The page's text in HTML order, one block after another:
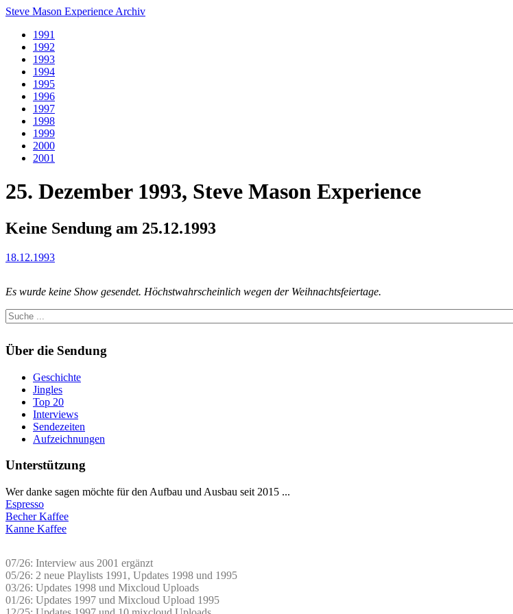
Steve Mason Experience Archiv
1991
1992
1993
1994
1995
1996
1997
1998
1999
2000
2001
25. Dezember 1993, Steve Mason Experience
Keine Sendung am 25.12.1993
18.12.1993
Es wurde keine Show gesendet. Höchstwahrscheinlich wegen der Weihnachtsfeiertage.
Über die Sendung
Geschichte
Jingles
Top 20
Interviews
Sendezeiten
Aufzeichnungen
Unterstützung
Wer danke sagen möchte für den Aufbau und Ausbau seit 2015 ...
Espresso
Becher Kaffee
Kanne Kaffee
07/26: Interview aus 2001 ergänzt
05/26: 2 neue Playlists 1991, Updates 1998 und 1995
03/26: Updates 1998 und Mixcloud Uploads
01/26: Updates 1997 und Mixcloud Upload 1995